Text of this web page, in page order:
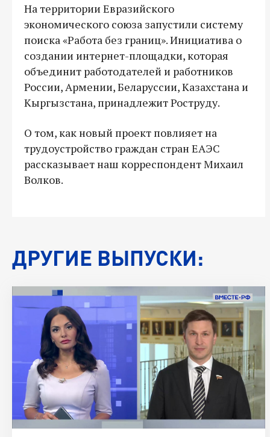
На территории Евразийского
экономического союза запустили систему
поиска «Работа без границ». Инициатива о
создании интернет-площадки, которая
объединит работодателей и работников
России, Армении, Беларуссии, Казахстана и
Кыргызстана, принадлежит Роструду.
О том, как новый проект повлияет на
трудоустройство граждан стран ЕАЭС
рассказывает наш корреспондент Михаил
Волков.
ДРУГИЕ ВЫПУСКИ: